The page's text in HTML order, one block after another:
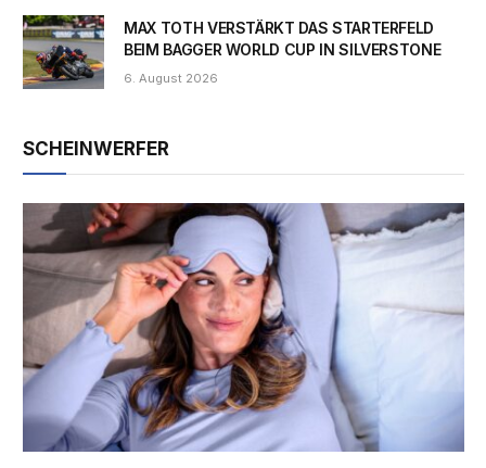
MAX TOTH VERSTÄRKT DAS STARTERFELD
BEIM BAGGER WORLD CUP IN SILVERSTONE
6. August 2026
SCHEINWERFER